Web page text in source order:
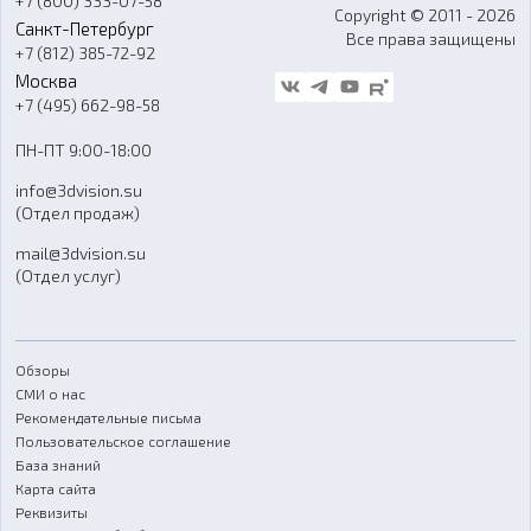
Контакты
Гос. закупки
Стать дилером
Блог
FAQ
Санкт-Петербург
+7 (812) 385-72-92
Москва
+7 (495) 662-98-58
ПН-ПТ 9:00-18:00
info@3dvision.su
(Отдел продаж)
mail@3dvision.su
(Отдел услуг)
Copyright © 2011 - 2026
Все права защищены
Обзоры
СМИ о нас
Рекомендательные письма
Пользовательское соглашение
База знаний
Карта сайта
Реквизиты